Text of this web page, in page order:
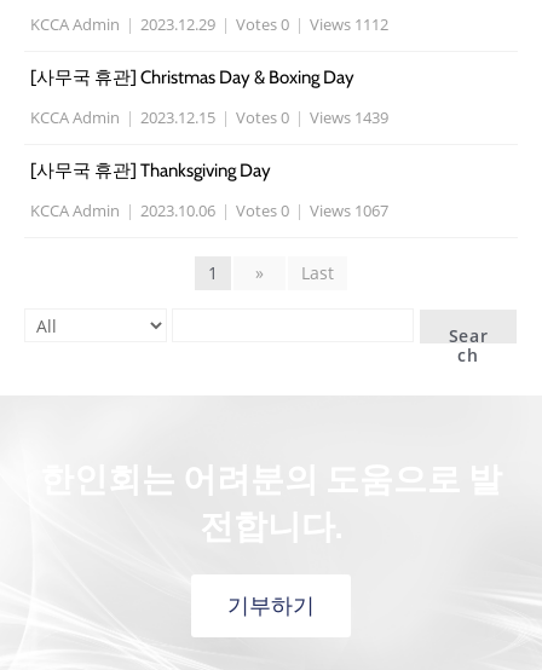
KCCA Admin | 2023.12.29 | Votes 0 | Views 1112
[사무국 휴관] Christmas Day & Boxing Day
KCCA Admin | 2023.12.15 | Votes 0 | Views 1439
[사무국 휴관] Thanksgiving Day
KCCA Admin | 2023.10.06 | Votes 0 | Views 1067
1 » Last
Sear
ch
한인회는 어려분의 도움으로 발
기부하기